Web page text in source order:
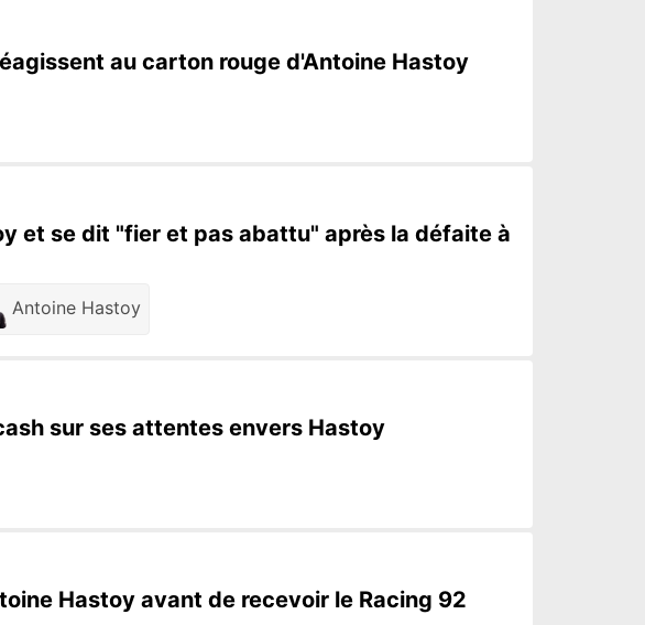
au carton rouge d'Antoine Hastoy
et se dit "fier et pas abattu" après la défaite à
Antoine Hastoy
sur ses attentes envers Hastoy
Hastoy avant de recevoir le Racing 92